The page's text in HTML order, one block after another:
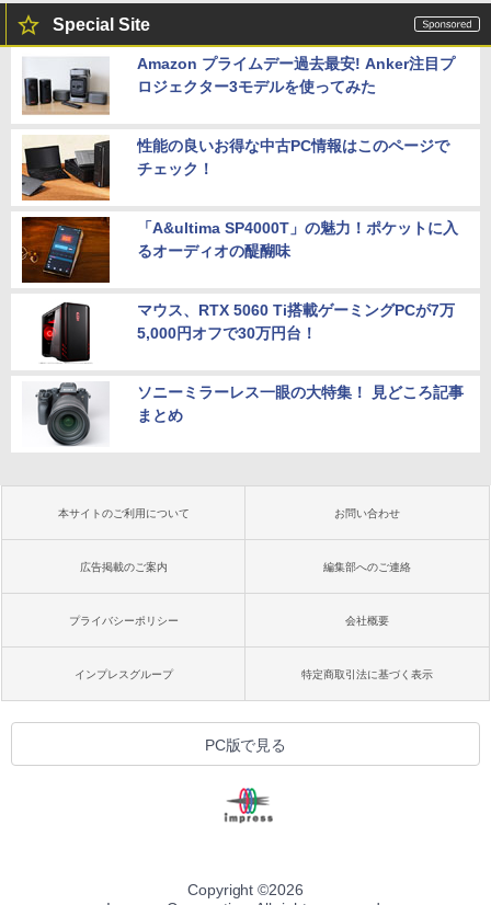
Special Site
Amazon プライムデー過去最安! Anker注目プ
ロジェクター3モデルを使ってみた
性能の良いお得な中古PC情報はこのページで
チェック！
「A&ultima SP4000T」の魅力！ポケットに入
るオーディオの醍醐味
マウス、RTX 5060 Ti搭載ゲーミングPCが7万
5,000円オフで30万円台！
ソニーミラーレス一眼の大特集！ 見どころ記事
まとめ
本サイトのご利用について お問い合わせ
広告掲載のご案内 編集部へのご連絡
プライバシーポリシー 会社概要
インプレスグループ 特定商取引法に基づく表示
PC版で見る
Copyright ©2026